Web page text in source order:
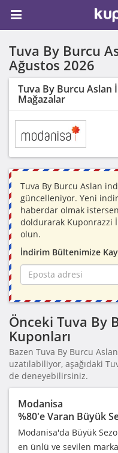
Tuva By Burcu
Ağustos 2026
Tuva By Burcu Aslan
Mağazalar
Tuva By Burcu Aslan
güncelleniyor. Yeni
haberdar olmak
doldurarak Kuponrazzi
olun.
İndirim Bültenimize
Önceki Tuva By
Kuponları
Bazen Tuva By Burcu
uzatılabiliyor, aşağıdaki
de deneyebilirsiniz.
Modanisa
%80'e Varan Büyük
Modanisa'da Büyük
en ünlü ve sevilen